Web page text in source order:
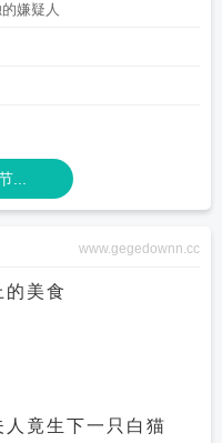
嫌疑人
...
www.gegedownn.cc
的美食
竟生下一只白猫